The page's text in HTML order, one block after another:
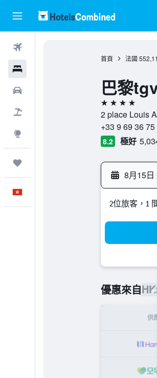
首頁 法國
巴黎
4星級
2 place Louis
+33 9 69 36 75
8.2 極好
8月15日
2位旅客，1
優惠來自
供